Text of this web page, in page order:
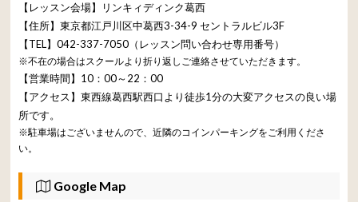
【レッスン会場】リンキィディンク葛西
【住所】東京都江戸川区中葛西3-34-9 セントラルビル3F
【TEL】042-337-7050（レッスン問い合わせ専用番号）
※不在の場合はスクールより折り返しご連絡させていただきます。
【営業時間】10：00～22：00
【アクセス】東西線葛西駅西口より徒歩1分の大変アクセスの良い場
所です。
※駐車場はございませんので、近隣のコインパーキングをご利用くださ
い。
Google Map